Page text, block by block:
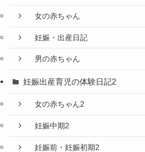
女の赤ちゃん
妊娠・出産日記
男の赤ちゃん
妊娠出産育児の体験日記2
女の赤ちゃん2
妊娠中期2
妊娠前・妊娠初期2